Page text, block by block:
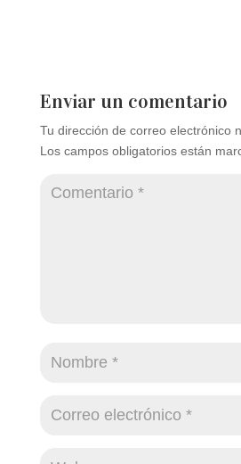
Enviar un comentario
Tu dirección de correo electrónico
Los campos obligatorios están